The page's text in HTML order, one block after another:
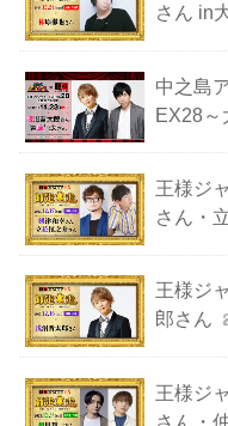
さん in
中之島
EX28～
王様ジ
さん・
王様ジ
郎さん
王様ジ
さん・